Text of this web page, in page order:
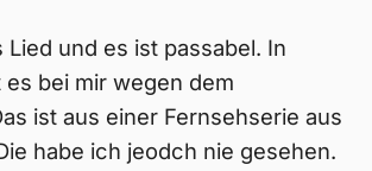
Lied und es ist passabel. In
es bei mir wegen dem
ist aus einer Fernsehserie aus
habe ich jeodch nie gesehen.